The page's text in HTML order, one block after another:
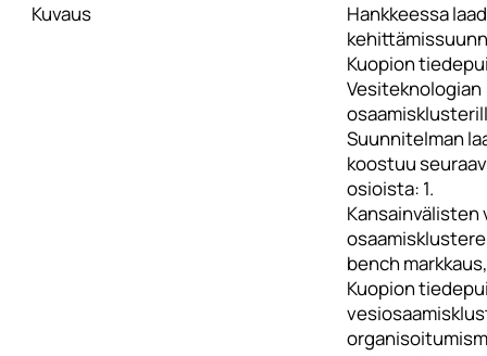
Kuvaus
Hankkeessa
Kuopion
Vesiteknologian
Suunnitelman
koostuu
osioista: 1.
Kansainvälisten
bench
Kuopion